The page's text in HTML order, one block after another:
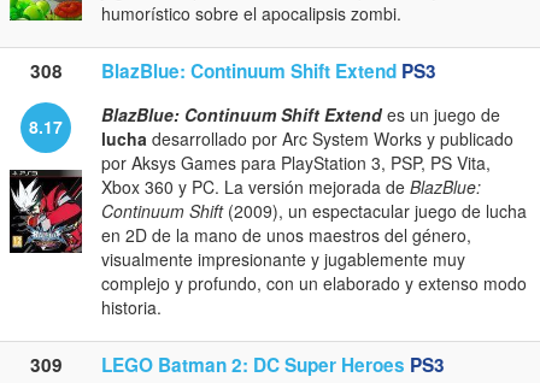
humorístico sobre el apocalipsis zombi.
308 BlazBlue: Continuum Shift Extend PS3
8.17 BlazBlue: Continuum Shift Extendes un juego de
lucha desarrollado por Arc System Works y publicado
por Aksys Games para PlayStation 3, PSP, PS Vita,
Xbox 360 y PC. La versión mejorada de BlazBlue:
Continuum Shift(2009), un espectacular juego de lucha
en 2D de la mano de unos maestros del género,
visualmente impresionante y jugablemente muy
complejo y profundo, con un elaborado y extenso modo
historia.
309 LEGO Batman 2: DC Super Heroes PS3